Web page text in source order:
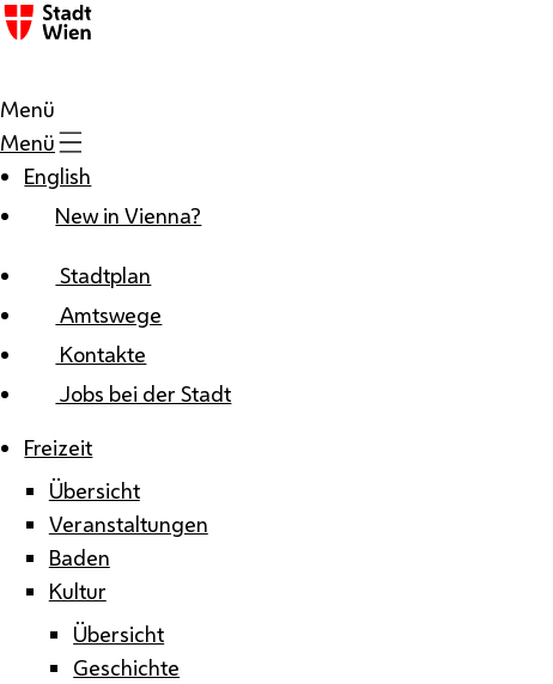
Zum Inhalt
Menü
Menü
English
New in Vienna?
Stadtplan
Amtswege
Kontakte
Jobs bei der Stadt
Freizeit
Übersicht
Veranstaltungen
Baden
Kultur
Übersicht
Geschichte